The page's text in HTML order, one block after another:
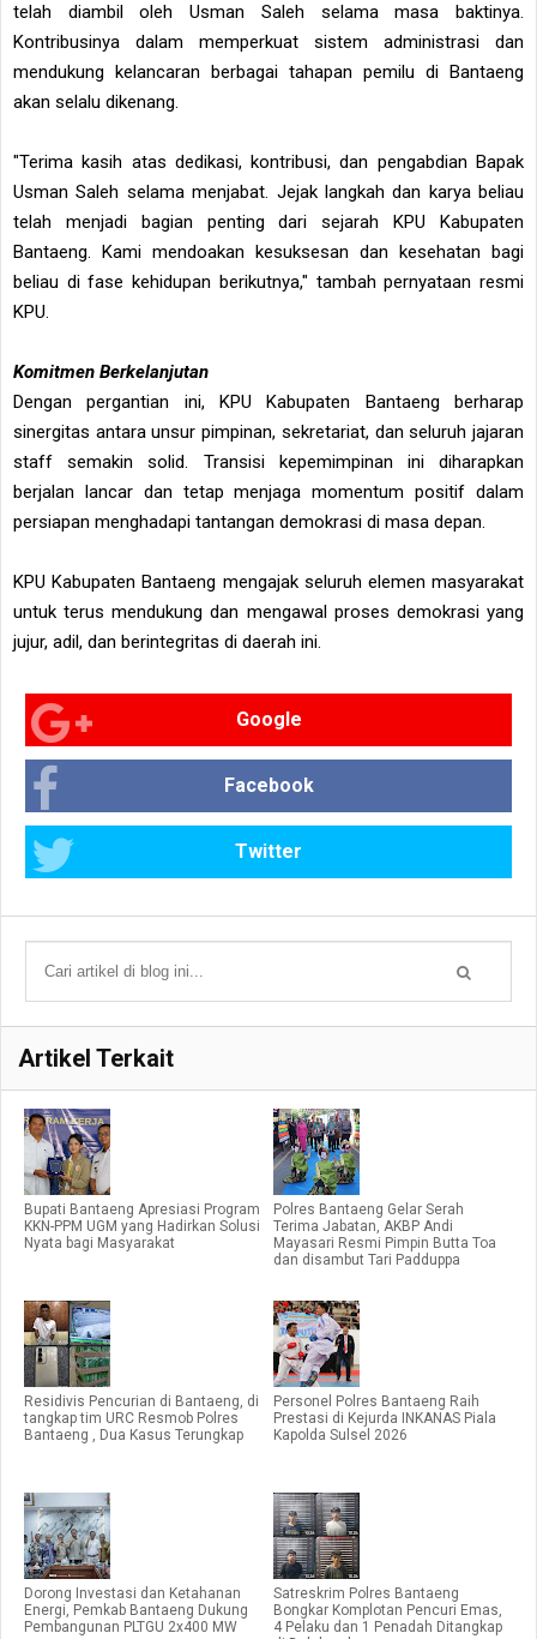
telah diambil oleh Usman Saleh selama masa baktinya.
Kontribusinya dalam memperkuat sistem administrasi dan
mendukung kelancaran berbagai tahapan pemilu di Bantaeng
akan selalu dikenang.
"Terima kasih atas dedikasi, kontribusi, dan pengabdian Bapak
Usman Saleh selama menjabat. Jejak langkah dan karya beliau
telah menjadi bagian penting dari sejarah KPU Kabupaten
Bantaeng. Kami mendoakan kesuksesan dan kesehatan bagi
beliau di fase kehidupan berikutnya," tambah pernyataan resmi
KPU.
Komitmen Berkelanjutan
Dengan pergantian ini, KPU Kabupaten Bantaeng berharap
sinergitas antara unsur pimpinan, sekretariat, dan seluruh jajaran
staff semakin solid. Transisi kepemimpinan ini diharapkan
berjalan lancar dan tetap menjaga momentum positif dalam
persiapan menghadapi tantangan demokrasi di masa depan.
KPU Kabupaten Bantaeng mengajak seluruh elemen masyarakat
untuk terus mendukung dan mengawal proses demokrasi yang
jujur, adil, dan berintegritas di daerah ini.
Google
Facebook
Twitter
Artikel Terkait
Bupati Bantaeng Apresiasi Program
KKN-PPM UGM yang Hadirkan Solusi
Nyata bagi Masyarakat
Polres Bantaeng Gelar Serah
Terima Jabatan, AKBP Andi
Mayasari Resmi Pimpin Butta Toa
dan disambut Tari Padduppa
Residivis Pencurian di Bantaeng, di
tangkap tim URC Resmob Polres
Bantaeng , Dua Kasus Terungkap
Personel Polres Bantaeng Raih
Prestasi di Kejurda INKANAS Piala
Kapolda Sulsel 2026
Dorong Investasi dan Ketahanan
Energi, Pemkab Bantaeng Dukung
Pembangunan PLTGU 2x400 MW
Satreskrim Polres Bantaeng
Bongkar Komplotan Pencuri Emas,
4 Pelaku dan 1 Penadah Ditangkap